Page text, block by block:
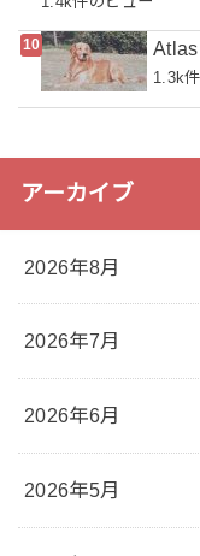
1.3k
アーカイブ
2026年8月
2026年7月
2026年6月
2026年5月